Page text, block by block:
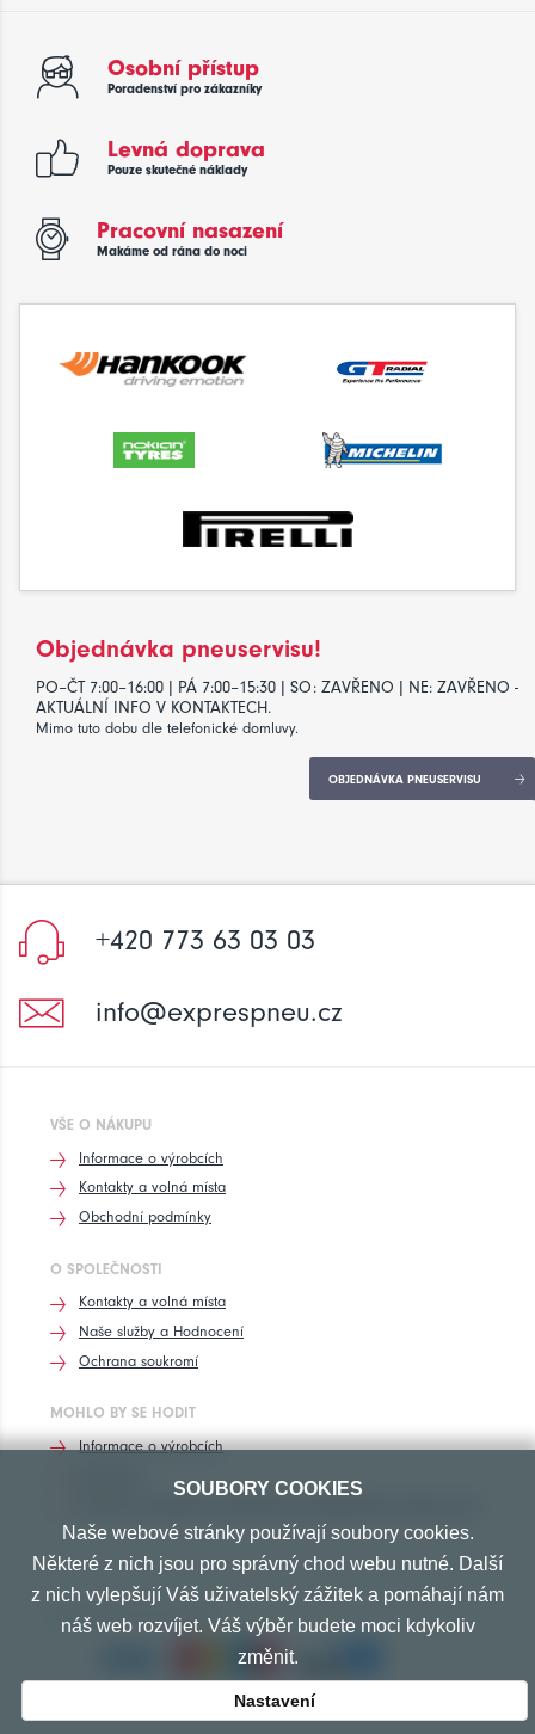
Osobní přístup
Poradenství pro zákazníky
Levná doprava
Pouze skutečné náklady
Pracovní nasazení
Makáme od rána do noci
Objednávka pneuservisu!
PO–ČT 7:00–16:00 | PÁ 7:00–15:30 | SO: ZAVŘENO | NE: ZAVŘENO -
AKTUÁLNÍ INFO V KONTAKTECH.
Mimo tuto dobu dle telefonické domluvy.
OBJEDNÁVKA PNEUSERVISU
+420 773 63 03 03
info@exprespneu.cz
VŠE O NÁKUPU
Informace o výrobcích
Kontakty a volná místa
Obchodní podmínky
O SPOLEČNOSTI
Kontakty a volná místa
Naše služby a Hodnocení
Ochrana soukromí
MOHLO BY SE HODIT
Informace o výrobcích
PŘIJÍMÁME TYTO PLATBY
SOUBORY COOKIES
Naše webové stránky používají soubory cookies.
Některé z nich jsou pro správný chod webu nutné. Další
z nich vylepšují Váš uživatelský zážitek a pomáhají nám
náš web rozvíjet. Váš výběr budete moci kdykoliv
změnit.
Nastavení